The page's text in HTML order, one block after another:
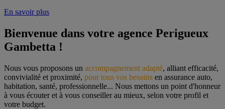
En savoir plus
Bienvenue dans votre agence Perigueux
Gambetta !
Nous vous proposons un accompagnement adapté, alliant efficacité,
convivialité et proximité, pour tous vos besoins en assurance auto,
habitation, santé, professionnelle... Nous mettons un point d'honneur
à vous écouter et à vous conseiller au mieux, selon votre profil et
votre budget.